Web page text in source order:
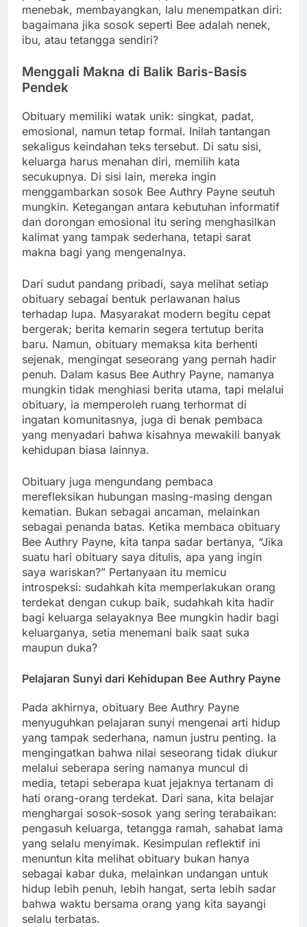
menebak, membayangkan, lalu menempatkan diri:
bagaimana jika sosok seperti Bee adalah nenek,
ibu, atau tetangga sendiri?
Menggali Makna di Balik Baris-Basis
Pendek
Obituary memiliki watak unik: singkat, padat,
emosional, namun tetap formal. Inilah tantangan
sekaligus keindahan teks tersebut. Di satu sisi,
keluarga harus menahan diri, memilih kata
secukupnya. Di sisi lain, mereka ingin
menggambarkan sosok Bee Authry Payne seutuh
mungkin. Ketegangan antara kebutuhan informatif
dan dorongan emosional itu sering menghasilkan
kalimat yang tampak sederhana, tetapi sarat
makna bagi yang mengenalnya.
Dari sudut pandang pribadi, saya melihat setiap
obituary sebagai bentuk perlawanan halus
terhadap lupa. Masyarakat modern begitu cepat
bergerak; berita kemarin segera tertutup berita
baru. Namun, obituary memaksa kita berhenti
sejenak, mengingat seseorang yang pernah hadir
penuh. Dalam kasus Bee Authry Payne, namanya
mungkin tidak menghiasi berita utama, tapi melalui
obituary, ia memperoleh ruang terhormat di
ingatan komunitasnya, juga di benak pembaca
yang menyadari bahwa kisahnya mewakili banyak
kehidupan biasa lainnya.
Obituary juga mengundang pembaca
merefleksikan hubungan masing-masing dengan
kematian. Bukan sebagai ancaman, melainkan
sebagai penanda batas. Ketika membaca obituary
Bee Authry Payne, kita tanpa sadar bertanya, “Jika
suatu hari obituary saya ditulis, apa yang ingin
saya wariskan?” Pertanyaan itu memicu
introspeksi: sudahkah kita memperlakukan orang
terdekat dengan cukup baik, sudahkah kita hadir
bagi keluarga selayaknya Bee mungkin hadir bagi
keluarganya, setia menemani baik saat suka
maupun duka?
Pelajaran Sunyi dari Kehidupan Bee Authry Payne
Pada akhirnya, obituary Bee Authry Payne
menyuguhkan pelajaran sunyi mengenai arti hidup
yang tampak sederhana, namun justru penting. Ia
mengingatkan bahwa nilai seseorang tidak diukur
melalui seberapa sering namanya muncul di
media, tetapi seberapa kuat jejaknya tertanam di
hati orang-orang terdekat. Dari sana, kita belajar
menghargai sosok-sosok yang sering terabaikan:
pengasuh keluarga, tetangga ramah, sahabat lama
yang selalu menyimak. Kesimpulan reflektif ini
menuntun kita melihat obituary bukan hanya
sebagai kabar duka, melainkan undangan untuk
hidup lebih penuh, lebih hangat, serta lebih sadar
bahwa waktu bersama orang yang kita sayangi
selalu terbatas.